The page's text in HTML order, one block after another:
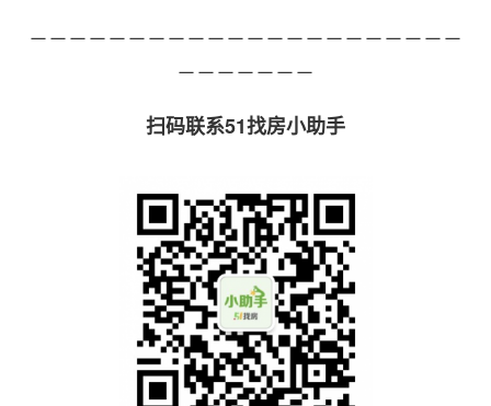
－－－－－－－－－－－－－－－－－－－－－－
－－－－－－－
扫码联系51找房小助手